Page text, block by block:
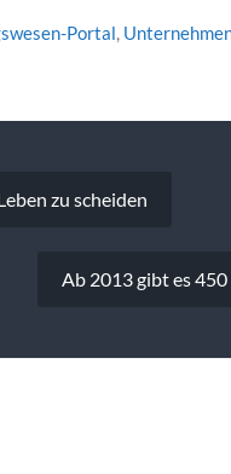
Portal,
zu scheiden
Ab 2013 gibt es